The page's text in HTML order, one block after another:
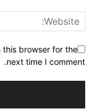
this browser for the
next time I comment.